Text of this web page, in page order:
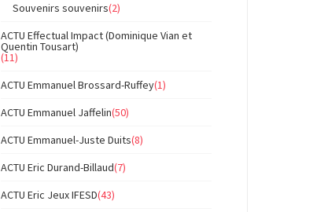
Souvenirs souvenirs(2)
ACTU Effectual Impact (Dominique Vian et
Quentin Tousart)
(11)
ACTU Emmanuel Brossard-Ruffey(1)
ACTU Emmanuel Jaffelin(50)
ACTU Emmanuel-Juste Duits(8)
ACTU Eric Durand-Billaud(7)
ACTU Eric Jeux IFESD(43)